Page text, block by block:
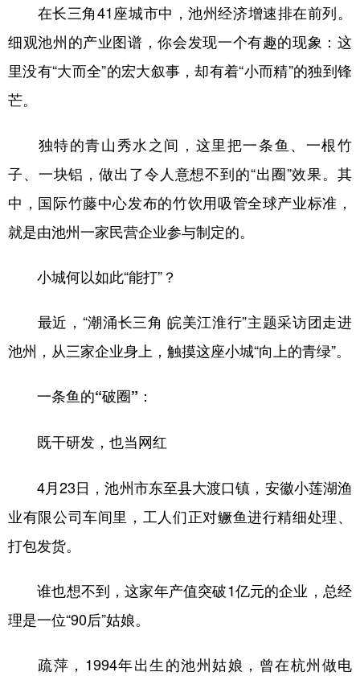
在长三角41座城市中，池州经济增速排在前列。
细观池州的产业图谱，你会发现一个有趣的现象：这
里没有“大而全”的宏大叙事，却有着“小而精”的独到锋
芒。
独特的青山秀水之间，这里把一条鱼、一根竹
子、一块铝，做出了令人意想不到的“出圈”效果。其
中，国际竹藤中心发布的竹饮用吸管全球产业标准，
就是由池州一家民营企业参与制定的。
小城何以如此“能打”？
最近，“潮涌长三角 皖美江淮行”主题采访团走进
池州，从三家企业身上，触摸这座小城“向上的青绿”。
一条鱼的“破圈”：
既干研发，也当网红
4月23日，池州市东至县大渡口镇，安徽小莲湖渔
业有限公司车间里，工人们正对鳜鱼进行精细处理、
打包发货。
谁也想不到，这家年产值突破1亿元的企业，总经
理是一位“90后”姑娘。
疏萍，1994年出生的池州姑娘，曾在杭州做电